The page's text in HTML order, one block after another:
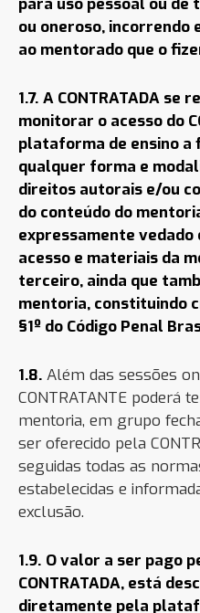
ou oneroso, incorrendo
ao mentorado que o
1.7. A CONTRATADA se
monitorar o acesso do
plataforma de ensino a
qualquer forma e
direitos autorais e/ou
do conteúdo do
expressamente
acesso e materiais da
terceiro, ainda que
mentoria, constituindo
§1º do Código Penal
1.8. Além das sessões
CONTRATANTE poderá
mentoria, em grupo
ser oferecido pela
seguidas todas as
estabelecidas e
exclusão.
1.9. Ovalor a ser pago
CONTRATADA, está
diretamente pela